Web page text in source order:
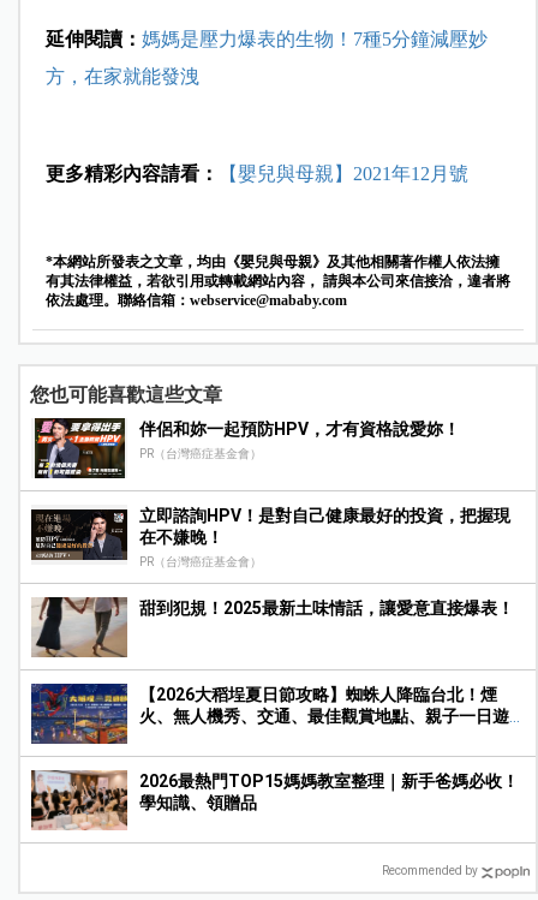
延伸閱讀： 媽媽是壓力爆表的生物！7種5分鐘減壓妙
方，在家就能發洩
更多精彩內容請看： 【嬰兒與母親】2021年12月號
*本網站所發表之文章，均由《嬰兒與母親》及其他相關著作權人依法擁
有其法律權益，若欲引用或轉載網站內容， 請與本公司來信接洽，違者將
依法處理。聯絡信箱： webservice@mababy.com
您也可能喜歡這些文章
伴侶和妳一起預防HPV，才有資格說愛妳！
PR（台灣癌症基金會）
立即諮詢HPV！是對自己健康最好的投資，把握現
在不嫌晚！
PR（台灣癌症基金會）
甜到犯規！2025最新土味情話，讓愛意直接爆表！
【2026大稻埕夏日節攻略】蜘蛛人降臨台北！煙
火、無人機秀、交通、最佳觀賞地點、親子一日遊
2026最熱門TOP15媽媽教室整理｜新手爸媽必收！
學知識、領贈品
Recommended by